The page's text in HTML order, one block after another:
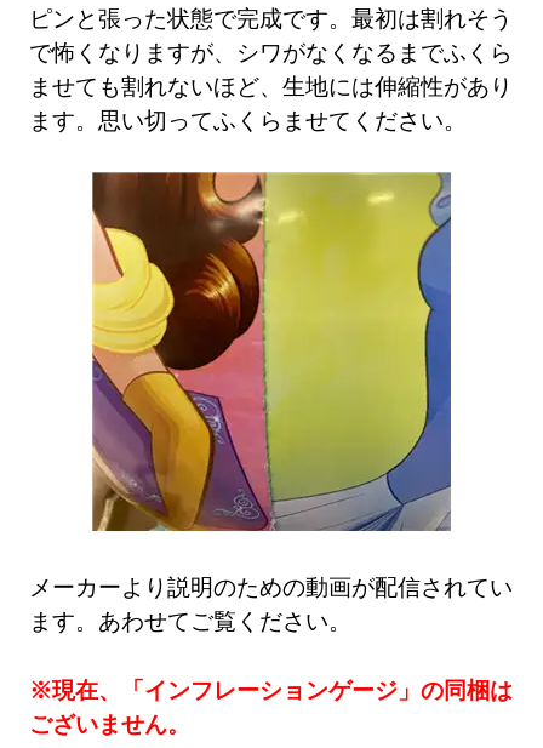
ピンと張った状態で完成です。最初は割れそう
で怖くなりますが、シワがなくなるまでふくら
ませても割れないほど、生地には伸縮性があり
ます。思い切ってふくらませてください。
メーカーより説明のための動画が配信されてい
ます。あわせてご覧ください。
※現在、「インフレーションゲージ」の同梱は
ございません。